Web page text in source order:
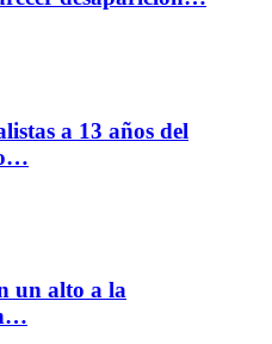
a 13 años del
un alto a la